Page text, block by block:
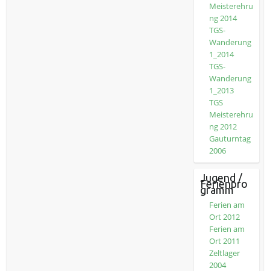
Meisterehru
ng 2014
TGS-
Wanderung
1_2014
TGS-
Wanderung
1_2013
TGS
Meisterehru
ng 2012
Gauturntag
2006
Jugend /
Ferienpro
gramm
Ferien am
Ort 2012
Ferien am
Ort 2011
Zeltlager
2004